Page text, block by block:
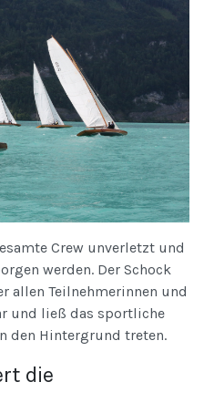
Crew unverletzt und
werden. Der Schock
allen Teilnehmerinnen und
und ließ das sportliche
den Hintergrund treten.
die